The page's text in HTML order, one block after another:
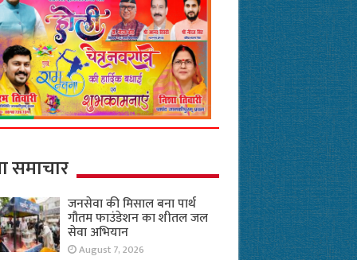
समाचार
जनसेवा की मिसाल बना पार्थ
गौतम फाउंडेशन का शीतल जल
सेवा अभियान
August 7, 2026